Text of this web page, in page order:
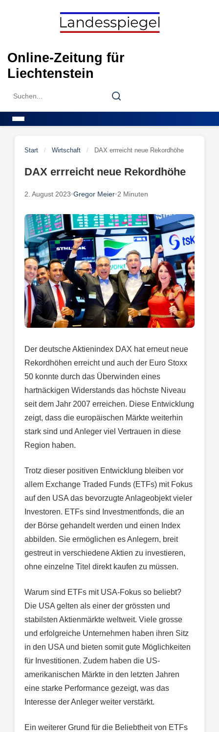
Online-Zeitung für
Liechtenstein
Search
Search
Start / Wirtschaft / DAX errreicht neue Rekordhöhe
DAX errreicht neue Rekordhöhe
2. August 2023•Gregor Meier•2 Minuten
Der deutsche Aktienindex DAX hat erneut neue
Rekordhöhen erreicht und auch der Euro Stoxx
50 konnte durch das Überwinden eines
hartnäckigen Widerstands das höchste Niveau
seit dem Jahr 2007 erreichen. Diese Entwicklung
zeigt, dass die europäischen Märkte weiterhin
stark sind und Anleger viel Vertrauen in diese
Region haben.
Trotz dieser positiven Entwicklung bleiben vor
allem Exchange Traded Funds (ETFs) mit Fokus
auf den USA das bevorzugte Anlageobjekt vieler
Investoren. ETFs sind Investmentfonds, die an
der Börse gehandelt werden und einen Index
abbilden. Sie ermöglichen es Anlegern, breit
gestreut in verschiedene Aktien zu investieren,
ohne einzelne Titel direkt kaufen zu müssen.
Warum sind ETFs mit USA-Fokus so beliebt?
Die USA gelten als einer der grössten und
stabilsten Aktienmärkte weltweit. Viele grosse
und erfolgreiche Unternehmen haben ihren Sitz
in den USA und bieten somit gute Möglichkeiten
für Investitionen. Zudem haben die US-
amerikanischen Märkte in den letzten Jahren
eine starke Performance gezeigt, was das
Interesse der Anleger weiter verstärkt.
Ein weiterer Grund für die Beliebtheit von ETFs